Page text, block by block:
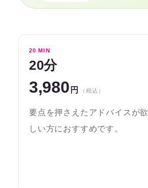
20 MIN
20分
3,980 円 （税込）
要点を押さえたアドバイスが欲
しい方におすすめです。